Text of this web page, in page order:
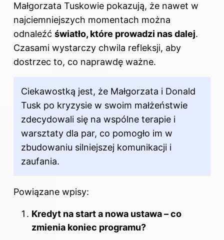
Małgorzata Tuskowie pokazują, że nawet w
najciemniejszych momentach można
odnaleźć światło, które prowadzi nas dalej.
Czasami wystarczy chwila refleksji, aby
dostrzec to, co naprawdę ważne.
Ciekawostką jest, że Małgorzata i Donald
Tusk po kryzysie w swoim małżeństwie
zdecydowali się na wspólne terapie i
warsztaty dla par, co pomogło im w
zbudowaniu silniejszej komunikacji i
zaufania.
Powiązane wpisy:
Kredyt na start a nowa ustawa – co
zmienia koniec programu?